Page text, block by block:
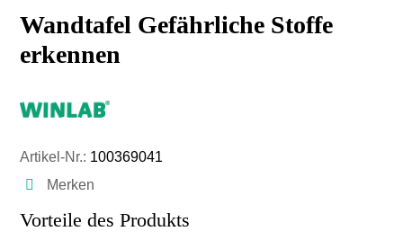
Wandtafel Gefährliche Stoffe
erkennen
Artikel-Nr.: 100369041
Merken
Vorteile des Produkts